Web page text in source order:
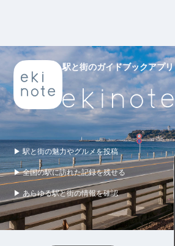
駅と街のガイドブックアプリ
▶ 駅と街の魅力やグルメを投稿
▶ 全国の駅に訪れた記録を残せる
▶ あらゆる駅と街の情報を確認